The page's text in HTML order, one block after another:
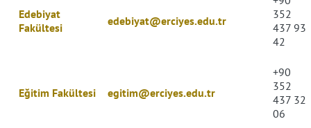
Edebiyat
Fakültesi
edebiyat@erciyes.edu.tr
352
437 93
42
Eğitim Fakültesi egitim@erciyes.edu.tr
+90
352
437 32
06